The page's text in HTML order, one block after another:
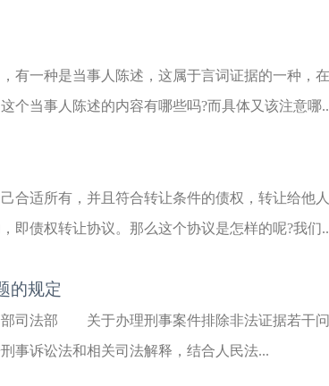
有一种是当事人陈述，这属于言词证据的一种，
个当事人陈述的内容有哪些吗?而具体又该注意哪
合适所有，并且符合转让条件的债权，转让给他
即债权转让协议。那么这个协议是怎样的呢?我们
的规定
部司法部 关于办理刑事案件排除非法证据若干
诉讼法和相关司法解释，结合人民法...